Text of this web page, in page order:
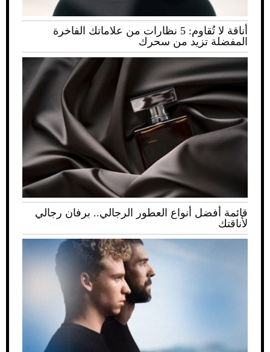
أناقة لا تُقاوم: 5 نظارات من علاماتك الفاخرة
المفضلة تزيد من سحرك
قائمة أفضل أنواع العطور الرجالي.. برفان رجالي
لأناقتك